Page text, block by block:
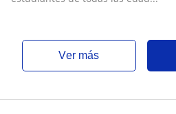
ver más